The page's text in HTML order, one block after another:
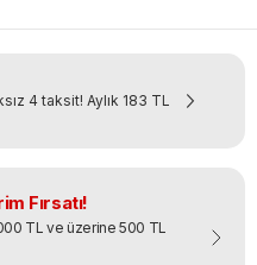
4 taksit! Aylık 183 TL
Fırsatı!
TL ve üzerine 500 TL